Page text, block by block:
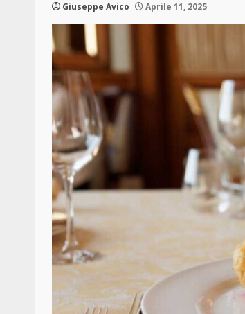
Giuseppe Avico Aprile 11, 2025